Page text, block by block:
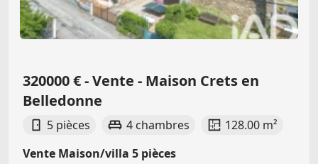
320000 € - Vente - Maison Crets en
Belledonne
5 pièces 4 chambres
128.00 m²
Vente Maison/villa 5 pièces